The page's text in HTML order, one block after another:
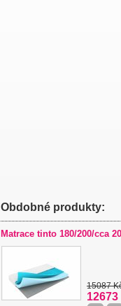
Obdobné produkty:
Matrace tinto 180/200/cca
15087